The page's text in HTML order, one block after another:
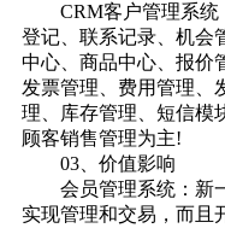
CRM客户管理系统
登记、联系记录、机会
中心、商品中心、报价
发票管理、费用管理、
理、库存管理、短信模
顾客销售管理为主!
03、价值影响
会员管理系统：新一
实现管理和交易，而且